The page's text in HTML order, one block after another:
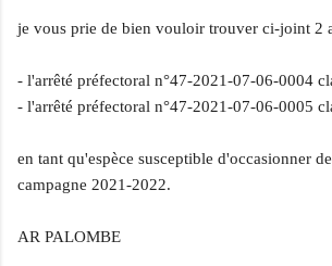
je vous prie de bien vouloir trouver ci-joint 2
- l'arrêté préfectoral n°47-2021-07-06-0004
- l'arrêté préfectoral n°47-2021-07-06-0005
en tant qu'espèce susceptible d'occasionner
campagne 2021-2022.
AR PALOMBE